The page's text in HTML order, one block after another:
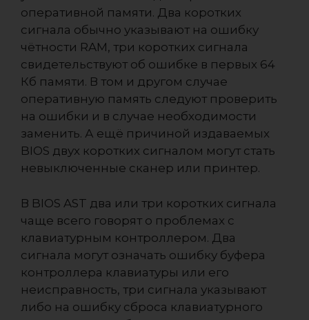
оперативной памяти. Два коротких
сигнала обычно указывают на ошибку
чётности RAM, три коротких сигнала
свидетельствуют об ошибке в первых 64
Кб памяти. В том и другом случае
оперативную память следуют проверить
на ошибки и в случае необходимости
заменить. А ещё причиной издаваемых
BIOS двух коротких сигналом могут стать
невыключенные сканер или принтер.
В BIOS AST два или три коротких сигнала
чаще всего говорят о проблемах с
клавиатурным контроллером. Два
сигнала могут означать ошибку буфера
контроллера клавиатуры или его
неисправность, три сигнала указывают
либо на ошибку сброса клавиатурного